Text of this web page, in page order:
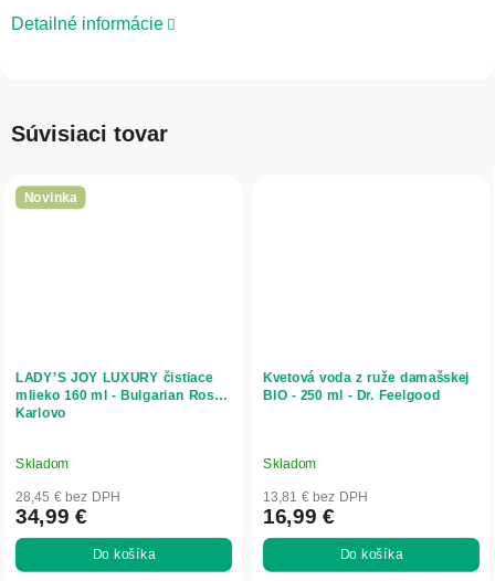
Detailné informácie
Súvisiaci tovar
Novinka
LADY’S JOY LUXURY čistiace
mlieko 160 ml - Bulgarian Rose
Karlovo
Skladom
28,45 € bez DPH
34,99 €
Do košíka
Kvetová voda z ruže damašskej
BIO - 250 ml - Dr. Feelgood
Skladom
13,81 € bez DPH
16,99 €
Do košíka